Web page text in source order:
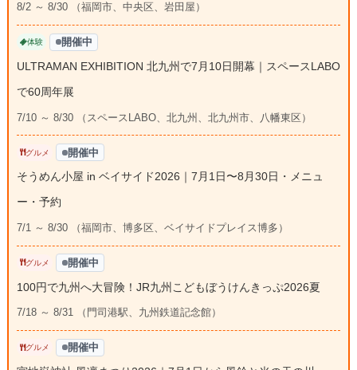
8/2 ～ 8/30 （福岡市、中央区、岩田屋）
体験 開催中
ULTRAMAN EXHIBITION 北九州で7月10日開幕｜スペースLABO
で60周年展
7/10 ～ 8/30 （スペースLABO、北九州、北九州市、八幡東区）
グルメ 開催中
そうめん小屋 in ベイサイド2026｜7月1日〜8月30日・メニュ
ー・予約
7/1 ～ 8/30 （福岡市、博多区、ベイサイドプレイス博多）
グルメ 開催中
100円で九州へ大冒険！JR九州こどもぼうけんきっぷ2026夏
7/18 ～ 8/31 （門司港駅、九州鉄道記念館）
グルメ 開催中